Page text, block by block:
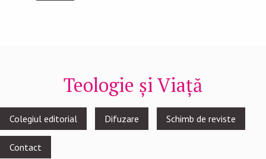
Teologie și Viață
Footer
menu
Colegiul editorial Difuzare Schimb de reviste
Contact